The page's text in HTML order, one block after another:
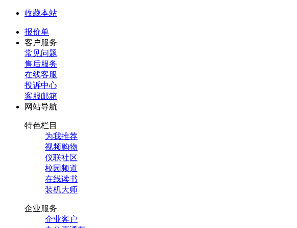
收藏本站
报价单
客户服务
常见问题
售后服务
在线客服
投诉中心
客服邮箱
网站导航
特色栏目
为我推荐
视频购物
仪联社区
校园频道
在线读书
装机大师
企业服务
企业客户